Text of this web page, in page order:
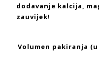
dodavanje kalcija,
zauvijek!
Volumen pakiranja